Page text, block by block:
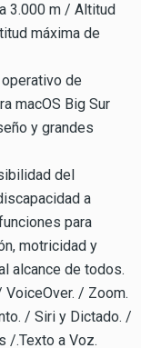
3.000 m / Altitud
máxima de
de
macOS Big Sur
y grandes
del
a
para
motricidad y
alcance de todos.
/ Zoom.
/ Siri y Dictado. /
/.Texto a Voz.